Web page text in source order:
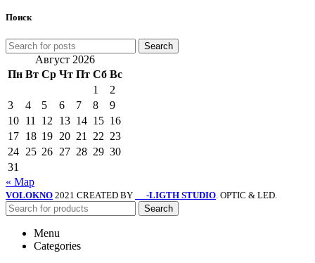
Поиск
Search
Август 2026
Пн Вт Ср Чт Пт Сб Вс
1
2
3
4 5 6 7 8
9
10 11 12 13 14 15 16
17 18 19 20 21 22 23
24 25 26 27 28 29 30
31
« Мар
VOLOKNO 2021 CREATED BY -LIGTH STUDIO. OPTIC & LED.
Search
Menu
Categories